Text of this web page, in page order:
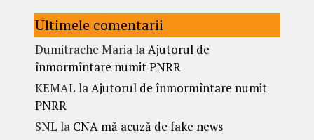
Ultimele comentarii
Dumitrache MarialaAjutorul de
înmormîntare numit PNRR
KEMAL laAjutorul de înmormîntare numit
PNRR
SNL la CNA mă acuză de fake news